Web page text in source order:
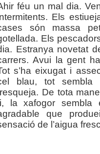
féu un mal dia.
Els
són massa
Els
Estranya novetat
Avui la gent
s’ha eixugat i
blau, tot sembla
De tota
la xafogor sembla
que
de l’aigua